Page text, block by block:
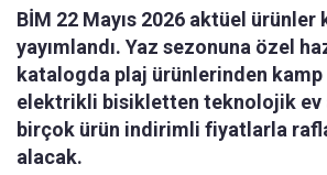
BİM 22 Mayıs 2026 aktüel ürünler
yayımlandı. Yaz sezonuna özel
katalogda plaj ürünlerinden kamp
elektrikli bisikletten teknolojik ev
birçok ürün indirimli fiyatlarla
alacak.